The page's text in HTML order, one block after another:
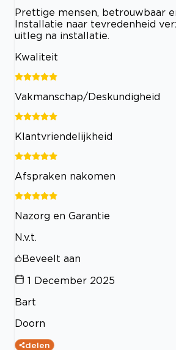
Prettige mensen, betrouwbaar
Installatie naar tevredenheid
uitleg na installatie.
Kwaliteit
Vakmanschap/Deskundigheid
Klantvriendelijkheid
Afspraken nakomen
Nazorg en Garantie
N.v.t.
Beveelt aan
1 December 2025
Bart
Doorn
delen